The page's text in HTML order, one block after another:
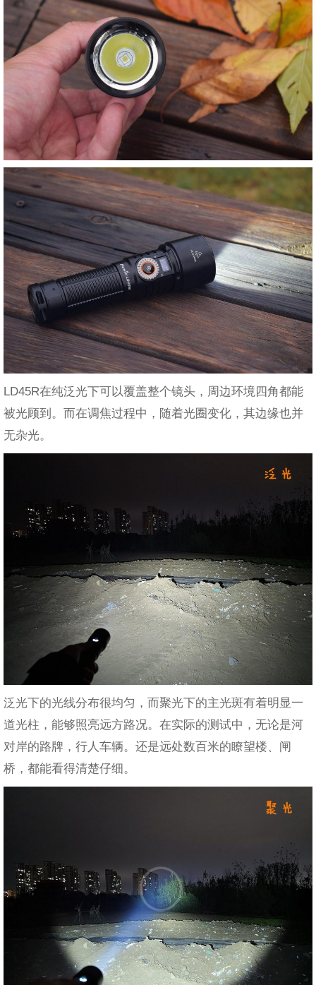
LD45R在纯泛光下可以覆盖整个镜头，周边环境四角都能
被光顾到。而在调焦过程中，随着光圈变化，其边缘也并
无杂光。
泛光下的光线分布很均匀，而聚光下的主光斑有着明显一
道光柱，能够照亮远方路况。在实际的测试中，无论是河
对岸的路牌，行人车辆。还是远处数百米的瞭望楼、闸
桥，都能看得清楚仔细。